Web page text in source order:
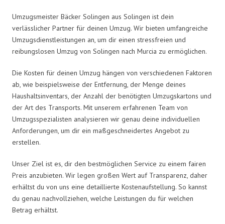
Umzugsmeister Bäcker Solingen aus Solingen ist dein
verlässlicher Partner für deinen Umzug. Wir bieten umfangreiche
Umzugsdienstleistungen an, um dir einen stressfreien und
reibungslosen Umzug von Solingen nach Murcia zu ermöglichen.
Die Kosten für deinen Umzug hängen von verschiedenen Faktoren
ab, wie beispielsweise der Entfernung, der Menge deines
Haushaltsinventars, der Anzahl der benötigten Umzugskartons und
der Art des Transports. Mit unserem erfahrenen Team von
Umzugsspezialisten analysieren wir genau deine individuellen
Anforderungen, um dir ein maßgeschneidertes Angebot zu
erstellen.
Unser Ziel ist es, dir den bestmöglichen Service zu einem fairen
Preis anzubieten. Wir legen großen Wert auf Transparenz, daher
erhältst du von uns eine detaillierte Kostenaufstellung. So kannst
du genau nachvollziehen, welche Leistungen du für welchen
Betrag erhältst.